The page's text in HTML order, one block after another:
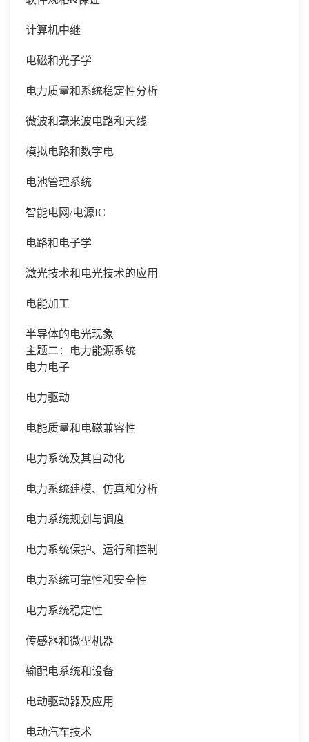
计算机中继
电磁和光子学
电力质量和系统稳定性分析
微波和毫米波电路和天线
模拟电路和数字电
电池管理系统
智能电网/电源IC
电路和电子学
激光技术和电光技术的应用
电能加工
半导体的电光现象
主题二：电力能源系统
电力电子
电力驱动
电能质量和电磁兼容性
电力系统及其自动化
电力系统建模、仿真和分析
电力系统规划与调度
电力系统保护、运行和控制
电力系统可靠性和安全性
电力系统稳定性
传感器和微型机器
输配电系统和设备
电动驱动器及应用
电动汽车技术